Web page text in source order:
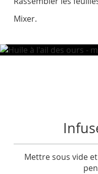
Mixer.
Mettre sous vide